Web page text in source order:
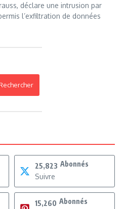
déclare une intrusion par
l’exfiltration de données
25,823 Abonnés
Suivre
15,260 Abonnés